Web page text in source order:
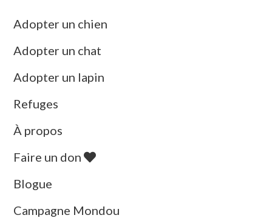
Adopter un chien
Adopter un chat
Adopter un lapin
Refuges
À propos
Faire un don
Blogue
Campagne Mondou